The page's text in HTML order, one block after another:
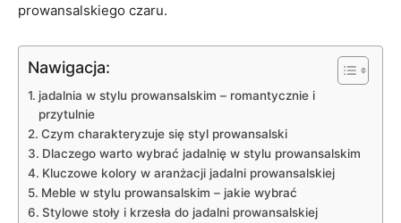
prowansalskiego‌ czaru.
Nawigacja:
jadalnia w stylu ‍prowansalskim – romantycznie i
przytulnie
Czym charakteryzuje się styl prowansalski
Dlaczego warto⁣ wybrać jadalnię w stylu⁢ prowansalskim
Kluczowe ‍kolory w ⁤aranżacji jadalni prowansalskiej
Meble w stylu prowansalskim – jakie⁣ wybrać
Stylowe stoły ‍i‍ krzesła⁣ do jadalni prowansalskiej